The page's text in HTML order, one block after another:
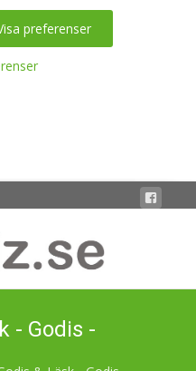
preferenser
- Godis -